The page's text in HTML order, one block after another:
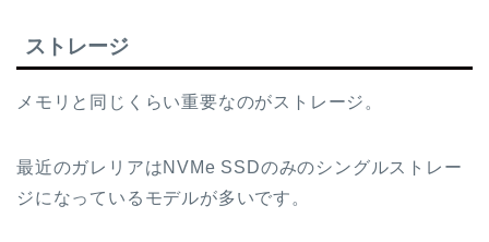
ストレージ
メモリと同じくらい重要なのがストレージ。
最近のガレリアはNVMe SSDのみのシングルストレー
ジになっているモデルが多いです。